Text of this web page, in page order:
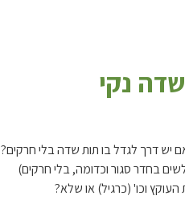
נקי
יש דרך לגדל בו תות שדה בלי חרקים?
בחדר סגור וכדומה, בלי חרקים)
וכו' (כרגיל) או שלא?